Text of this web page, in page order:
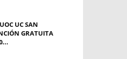
UC SAN
GRATUITA